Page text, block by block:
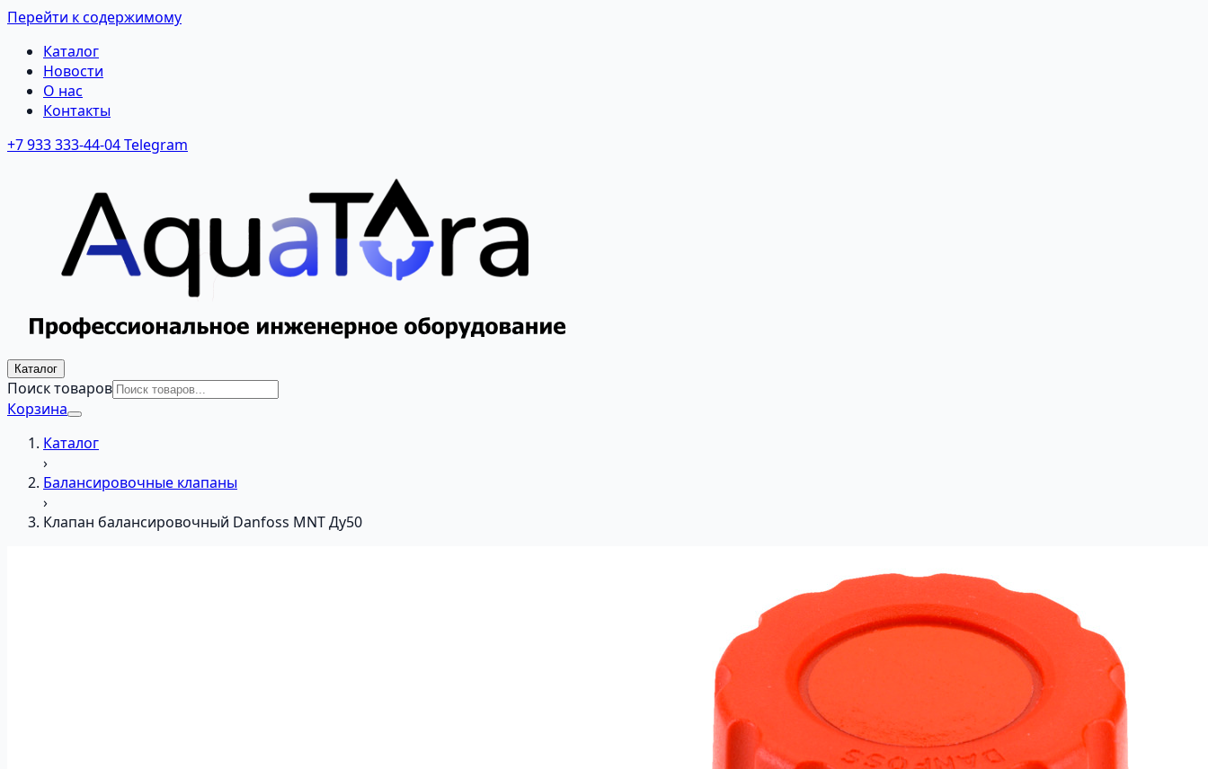
Перейти к содержимому
Каталог
Новости
О нас
Контакты
+7 933 333-44-04Telegram
Каталог
Поиск товаров
Корзина
Каталог
›
Балансировочные клапаны
›
Клапан балансировочный Danfoss MNT Ду50